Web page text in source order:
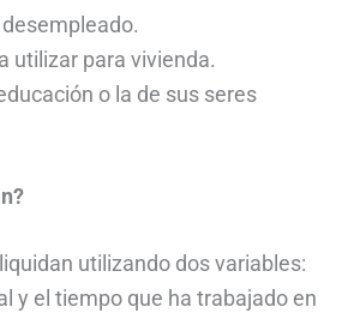
utilizar para vivienda.
o la de sus seres
utilizando dos variables:
y el tiempo que ha trabajado en